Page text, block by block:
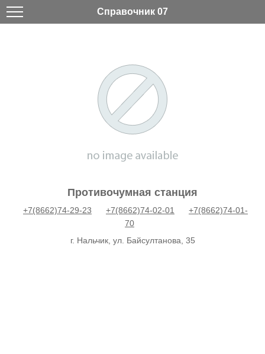
Справочник 07
Противочумная станция
+7(8662)74-29-23 +7(8662)74-02-01
+7(8662)74-01-
70
г. Нальчик, ул. Байсултанова, 35